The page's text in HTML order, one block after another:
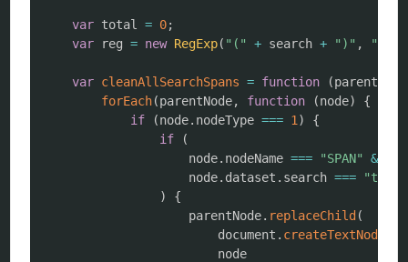
var total = 0;
var reg = new RegExp( "(" + search + ")" , "gi"
var cleanAllSearchSpans = function (parentNode
forEach(parentNode, function (node)
{
if
(node. nodeType === 1 )
{
if
(
                    node
. nodeName === "SPAN"
&&
                    node
. dataset . search ===
"true"
)
{
                    parentNode
. replaceChild (
                        document
. createTextNode
                        node